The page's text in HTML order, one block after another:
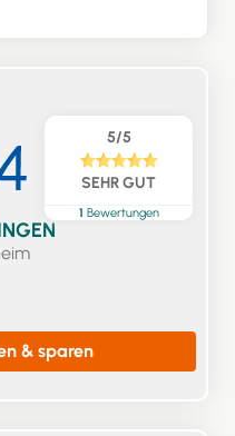
5/5
SEHR GUT
1 Bewertungen
& sparen